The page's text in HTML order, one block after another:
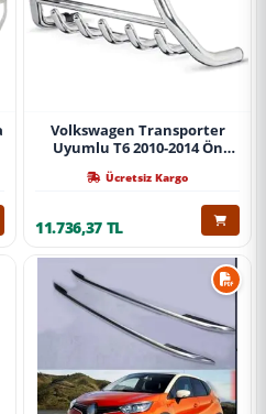
Volkswagen Transporter
Uyumlu T6 2010-2014 Ön
Çelik Krom
Ücretsiz Kargo
11.736,37 TL